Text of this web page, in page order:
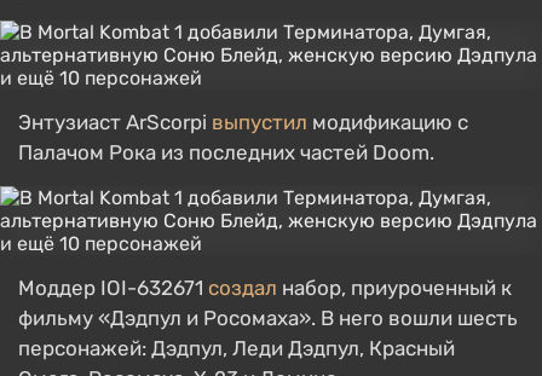
Энтузиаст ArScorpi выпустил модификацию с
Палачом Рока из последних частей Doom.
Моддер IOI-632671 создал набор, приуроченный к
фильму «Дэдпул и Росомаха». В него вошли шесть
персонажей: Дэдпул, Леди Дэдпул, Красный